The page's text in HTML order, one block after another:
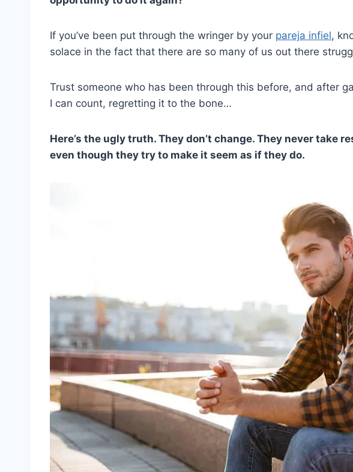
If you’ve been put through the wringer by your pareja infiel,
solace in the fact that there are so many of us out there
Trust someone who has been through this before, and after
I can count, regretting it to the bone…
Here’s the ugly truth. They don’t change. They never take
even though they try to make it seem as if they do.